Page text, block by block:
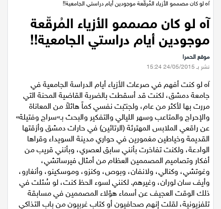
عيلبون
دير حنا
سخنين
عرابة
اخبار عالمية
رياضة
رياضة محلية
رياضة عالمية
الرئيسية / مقالات وخواطر
/
آه لو كان مصممو الأزياء المُرقّعة
موجودين أيام دراستي الجامعية!!
موقع الحمرا
آه لو كنت أفهم في صرعات الأزياء أيام الدراسة الجامعية في
جامعة دمشق، لكنت قد أسقطت بالضربة القاضية المحنة التي
مررت بها لأكثر من عام، ولجنـّبت نفسي كماً هائلاً من المعاناة
والإحراج والمتاعب وسهر الليالي والتفكير والبحث بـ»سراج وفتيلة»
عن راقعي الملابس المهترئة (الرتائين) في حارات دمشق وأزقتها
القديمة وخياطين مغمورين في حواري مدينة السويداء وقراها
الوادعة، ولكنت تفاخرت بأنني سابق لعصري، وبأنني قريب من
أفكار وتصاميم المصممين العظام من أمثال فيرساتشي،
وغوتشي، وكنالي، ولانفان، وبوص، وكنزو، وموسكينو، وأنغارو،
وأيف سان لوران، وغيرهم. لكنني لسوء الحظ كنت، لو سُئلت في
ذلك الوقت العجيف عن أسماء هؤلاء المصممين في مسابقة